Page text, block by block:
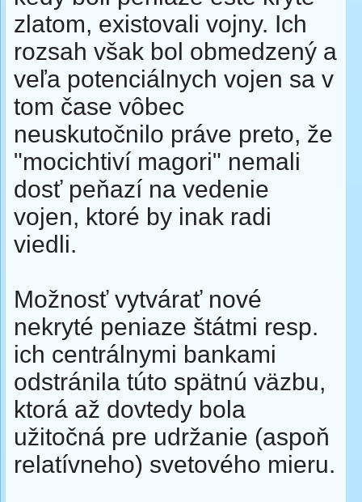
zlatom, existovali vojny. Ich
rozsah však bol obmedzený a
veľa potenciálnych vojen sa v
tom čase vôbec
neuskutočnilo práve preto, že
"mocichtiví magori" nemali
dosť peňazí na vedenie
vojen, ktoré by inak radi
viedli.
Možnosť vytvárať nové
nekryté peniaze štátmi resp.
ich centrálnymi bankami
odstránila túto spätnú väzbu,
ktorá až dovtedy bola
užitočná pre udržanie (aspoň
relatívneho) svetového mieru.